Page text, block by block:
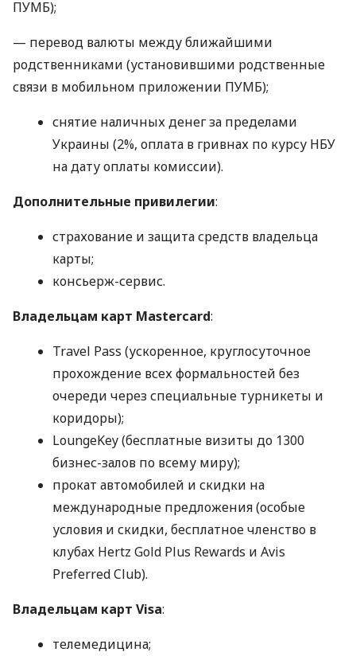
ПУМБ);
— перевод валюты между ближайшими
родственниками (установившими родственные
связи в мобильном приложении ПУМБ);
снятие наличных денег за пределами
Украины (2%, оплата в гривнах по курсу НБУ
на дату оплаты комиссии).
Дополнительные привилегии:
страхование и защита средств владельца
карты;
консьерж-сервис.
Владельцам карт Mastercard:
Travel Pass (ускоренное, круглосуточное
прохождение всех формальностей без
очереди через специальные турникеты и
коридоры);
LoungeKey (бесплатные визиты до 1300
бизнес-залов по всему миру);
прокат автомобилей и скидки на
международные предложения (особые
условия и скидки, бесплатное членство в
клубах Hertz Gold Plus Rewards и Avis
Preferred Club).
Владельцам карт Visa:
телемедицина;